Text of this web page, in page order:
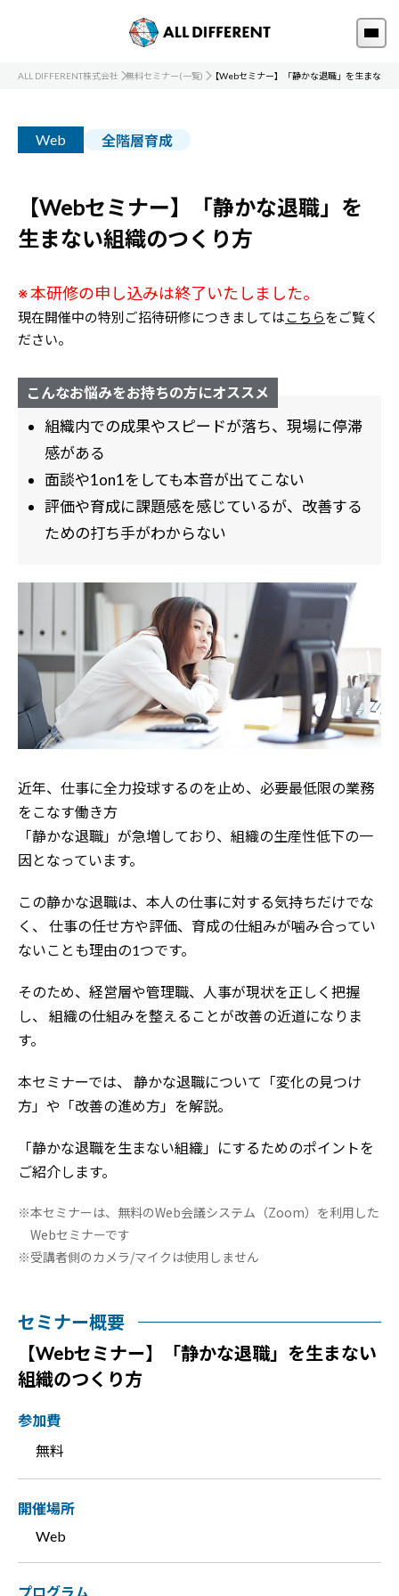
ALL DIFFERENT株式会社 無料セミナー(一覧) 【Webセミナー】「静かな退職」を生まない
Web 全階層育成
【Webセミナー】「静かな退職」を
生まない組織のつくり方
※ 本研修の申し込みは終了いたしました。
現在開催中の特別ご招待研修につきましてはこちらをご覧く
ださい。
こんなお悩みをお持ちの方にオススメ
組織内での成果やスピードが落ち、現場に停滞
感がある
面談や1on1をしても本音が出てこない
評価や育成に課題感を感じているが、改善する
ための打ち手がわからない
近年、仕事に全力投球するのを止め、必要最低限の業務
をこなす働き方
「静かな退職」が急増しており、組織の生産性低下の一
因となっています。
この静かな退職は、本人の仕事に対する気持ちだけでな
く、
仕事の任せ方や評価、育成の仕組みが噛み合ってい
ないことも理由の1つです。
そのため、経営層や管理職、人事が現状を正しく把握
し、
組織の仕組みを整えることが改善の近道になりま
す。
本セミナーでは、
静かな退職について「変化の見つけ
方」や「改善の進め方」を解説。
「静かな退職を生まない組織」にするためのポイントを
ご紹介します。
本セミナーは、無料のWeb会議システム（Zoom）を利用した
Webセミナーです
受講者側のカメラ/マイクは使用しません
セミナー概要
【Webセミナー】「静かな退職」を生まない
組織のつくり方
参加費
無料
開催場所
Web
プログラム